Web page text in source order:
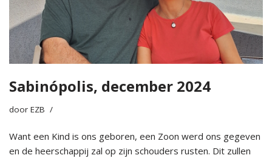
Sabinópolis, december 2024
door EZB
Want een Kind is ons geboren, een Zoon werd ons gegeven
en de heerschappij zal op zijn schouders rusten. Dit zullen